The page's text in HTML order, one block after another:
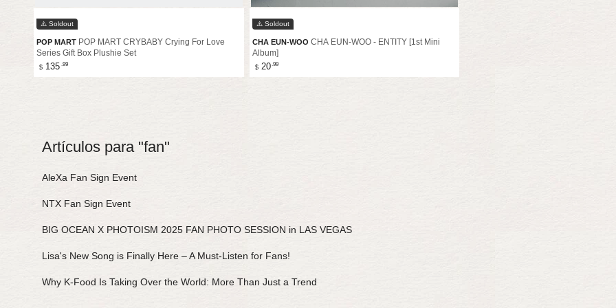
⚠️ Soldout
POP MART POP MART CRYBABY Crying For Love
Series Gift Box Plushie Set
Precio
de
$ 135 .99
⚠️ Soldout
CHA EUN-WOO CHA EUN-WOO - ENTITY [1st Mini
Album]
Precio
de
$ 20 .99
Artículos para "fan"
AleXa Fan Sign Event
NTX Fan Sign Event
BIG OCEAN X PHOTOISM 2025 FAN PHOTO SESSION in LAS VEGAS
Lisa's New Song is Finally Here – A Must-Listen for Fans!
Why K-Food Is Taking Over the World: More Than Just a Trend